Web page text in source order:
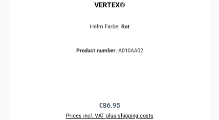
VERTEX®
Helm Farbe: Rot
Product number: A010AA02
Regular price:
€86.95
Prices incl. VAT plus shipping costs